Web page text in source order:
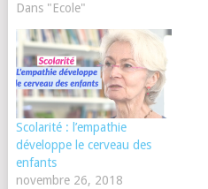
Dans "Ecole"
Scolarité : l’empathie
développe le cerveau des
enfants
novembre 26, 2018